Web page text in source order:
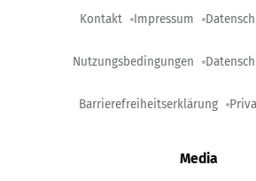
Kontakt Impressum
Nutzungsbedingungen
Barrierefreiheitserklärung
Media